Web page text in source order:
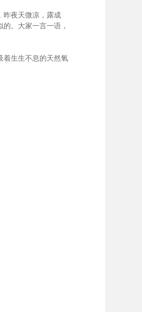
昨夜天微凉，露成
。大家一言一语，
着生生不息的天然氧